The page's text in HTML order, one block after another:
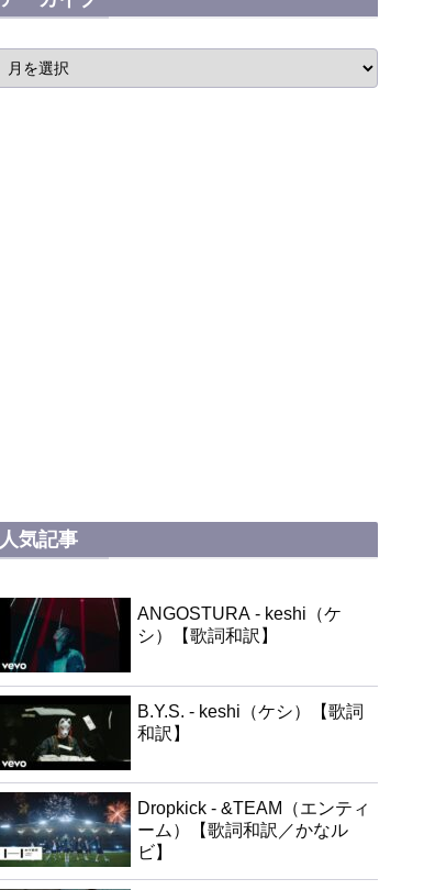
人気記事
ANGOSTURA - keshi（ケ
シ）【歌詞和訳】
B.Y.S. - keshi（ケシ）【歌詞
和訳】
Dropkick - &TEAM（エンティ
ーム）【歌詞和訳／かなル
ビ】